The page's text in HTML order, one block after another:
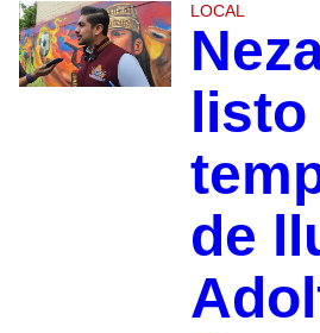
LOCAL
de